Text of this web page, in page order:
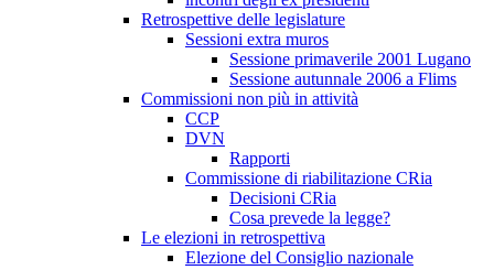
Retrospettive delle legislature
Sessioni extra muros
Sessione primaverile 2001 Lugano
Sessione autunnale 2006 a Flims
Commissioni non più in attività
CCP
DVN
Rapporti
Commissione di riabilitazione CRia
Decisioni CRia
Cosa prevede la legge?
Le elezioni in retrospettiva
Elezione del Consiglio nazionale